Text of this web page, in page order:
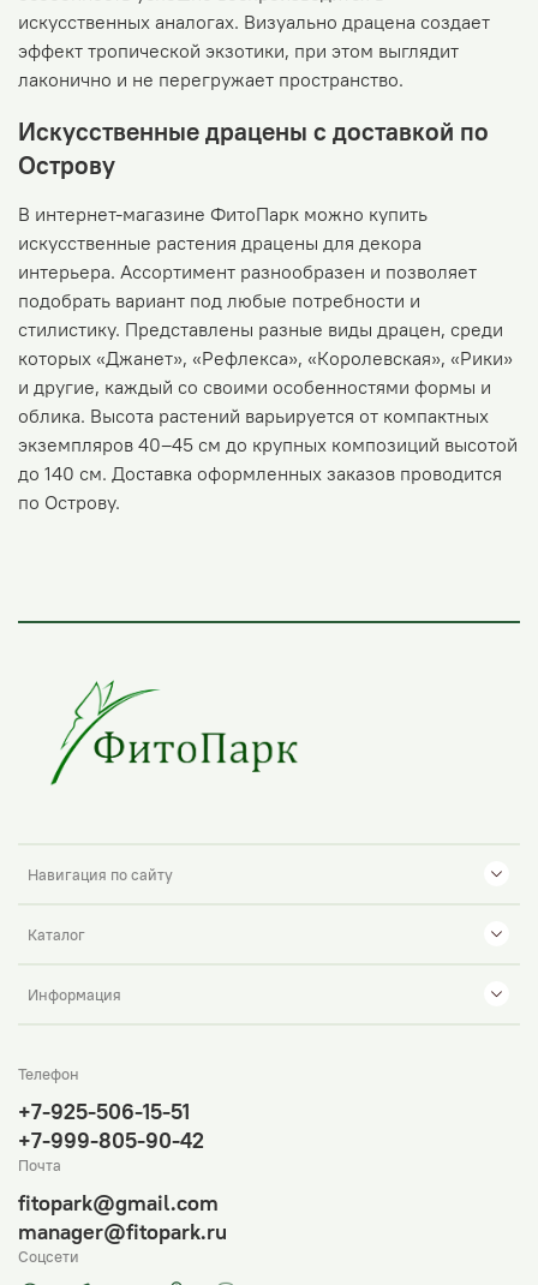
искусственных аналогах. Визуально драцена создает
эффект тропической экзотики, при этом выглядит
лаконично и не перегружает пространство.
Искусственные драцены с доставкой по
Острову
В интернет-магазине ФитоПарк можно купить
искусственные растения драцены для декора
интерьера. Ассортимент разнообразен и позволяет
подобрать вариант под любые потребности и
стилистику. Представлены разные виды драцен, среди
которых «Джанет», «Рефлекса», «Королевская», «Рики»
и другие, каждый со своими особенностями формы и
облика. Высота растений варьируется от компактных
экземпляров 40–45 см до крупных композиций высотой
до 140 см. Доставка оформленных заказов проводится
по Острову.
Навигация по сайту
Каталог
Информация
Телефон
+7-925-506-15-51
+7-999-805-90-42
Почта
fitopark@gmail.com
manager@fitopark.ru
Соцсети